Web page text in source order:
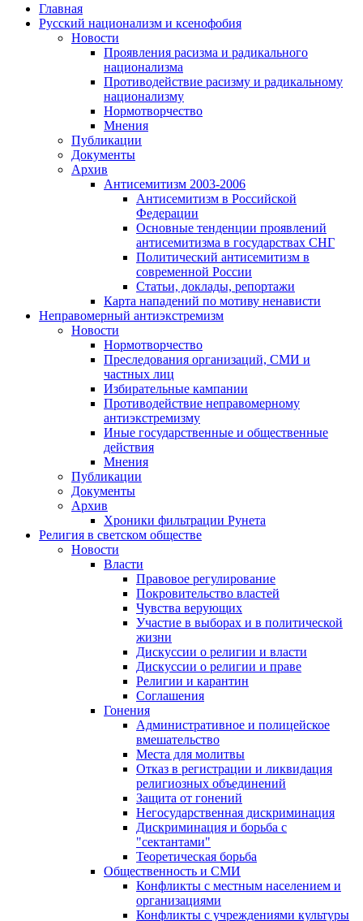
Главная
Русский национализм и ксенофобия
Новости
Проявления расизма и радикального
национализма
Противодействие расизму и радикальному
национализму
Нормотворчество
Мнения
Публикации
Документы
Архив
Антисемитизм 2003-2006
Антисемитизм в Российской
Федерации
Основные тенденции проявлений
антисемитизма в государствах СНГ
Политический антисемитизм в
современной России
Статьи, доклады, репортажи
Карта нападений по мотиву ненависти
Неправомерный антиэкстремизм
Новости
Нормотворчество
Преследования организаций, СМИ и
частных лиц
Избирательные кампании
Противодействие неправомерному
антиэкстремизму
Иные государственные и общественные
действия
Мнения
Публикации
Документы
Архив
Хроники фильтрации Рунета
Религия в светском обществе
Новости
Власти
Правовое регулирование
Покровительство властей
Чувства верующих
Участие в выборах и в политической
жизни
Дискуссии о религии и власти
Дискуссии о религии и праве
Религии и карантин
Соглашения
Гонения
Административное и полицейское
вмешательство
Места для молитвы
Отказ в регистрации и ликвидация
религиозных объединений
Защита от гонений
Негосударственная дискриминация
Дискриминация и борьба с
"сектантами"
Теоретическая борьба
Общественность и СМИ
Конфликты с местным населением и
организациями
Конфликты с учреждениями культуры